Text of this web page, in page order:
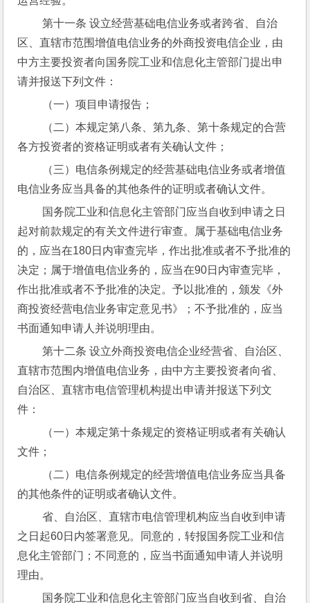
第十一条 设立经营基础电信业务或者跨省、自治
区、直辖市范围增值电信业务的外商投资电信企业，由
中方主要投资者向国务院工业和信息化主管部门提出申
请并报送下列文件：
（一）项目申请报告；
各方投资者的资格证明或者有关确认文件；
电信业务应当具备的其他条件的证明或者确认文件。
起对前款规定的有关文件进行审查。属于基础电信业务
的，应当在180日内审查完毕，作出批准或者不予批准的
决定；属于增值电信业务的，应当在90日内审查完毕，
作出批准或者不予批准的决定。予以批准的，颁发《外
商投资经营电信业务审定意见书》；不予批准的，应当
书面通知申请人并说明理由。
第十二条 设立外商投资电信企业经营省、自治区、
直辖市范围内增值电信业务，由中方主要投资者向省、
自治区、直辖市电信管理机构提出申请并报送下列文
件：
文件；
的其他条件的证明或者确认文件。
省、自治区、直辖市电信管理机构应当自收到申请
之日起60日内签署意见。同意的，转报国务院工业和信
息化主管部门；不同意的，应当书面通知申请人并说明
理由。